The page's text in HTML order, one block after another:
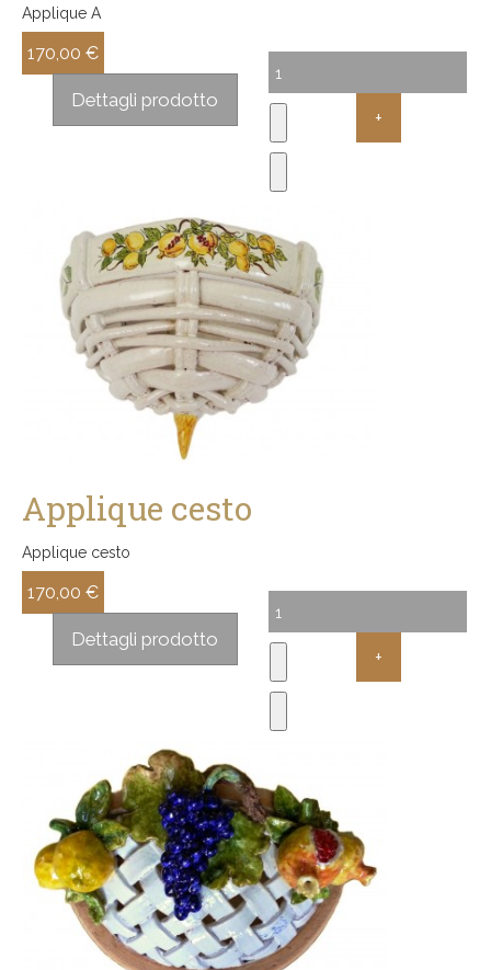
Applique A
170,00 €
Dettagli prodotto
Applique cesto
Applique cesto
170,00 €
Dettagli prodotto